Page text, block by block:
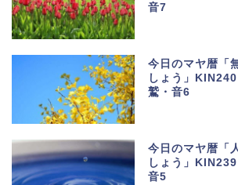
音7
今日のマヤ暦「
しょう」
鷲・音6
今日のマヤ暦「
しょう」
音5